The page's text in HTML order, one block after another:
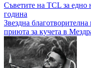
Навигация
Съветите на TCL за едно
година
Звездна
приюта за кучета в